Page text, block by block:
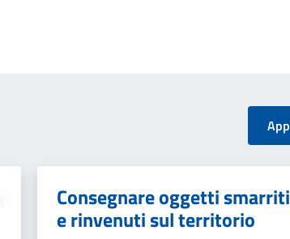
Consegnare oggetti smarriti
e rinvenuti sul territorio